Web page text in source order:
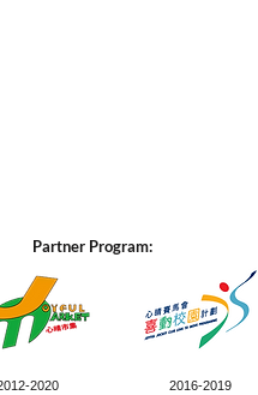
Partner Program:
2020 2016-2019